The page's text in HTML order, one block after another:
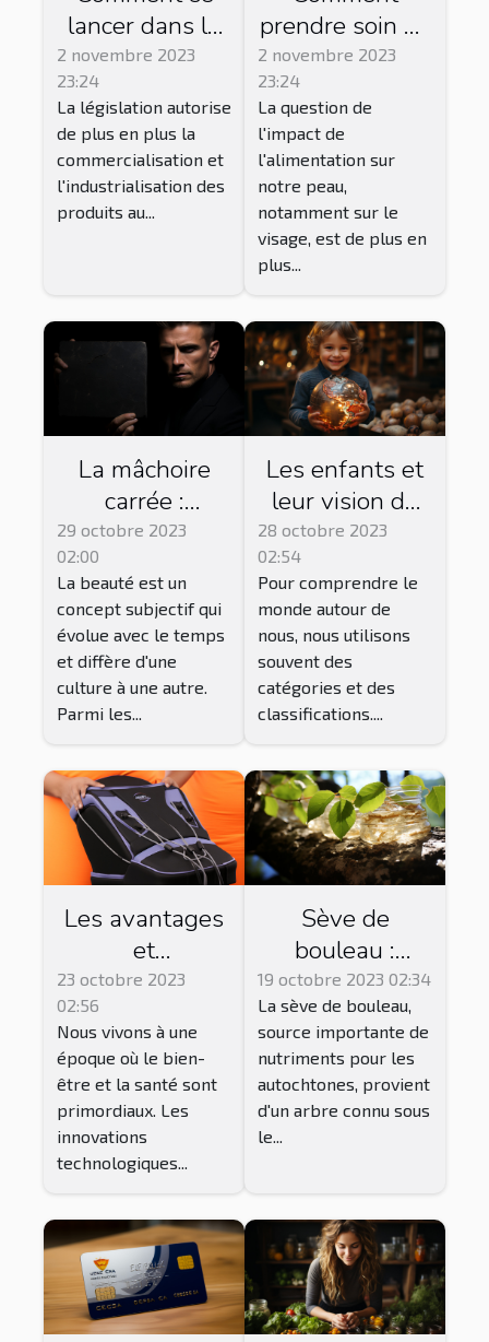
lancer dans la
vente de CBD ?
2 novembre 2023
23:24
La législation autorise
de plus en plus la
commercialisation et
l'industrialisation des
produits au...
prendre soin de
sa peau par
l'alimentation ?
2 novembre 2023
23:24
La question de
l'impact de
l'alimentation sur
notre peau,
notamment sur le
visage, est de plus en
plus...
La mâchoire
carrée :
symbole de
beauté ou de
masculinité ?
29 octobre 2023
02:00
La beauté est un
concept subjectif qui
évolue avec le temps
et diffère d'une
culture à une autre.
Parmi les...
Les enfants et
leur vision du
monde : une
perspective non
catégorisée
28 octobre 2023
02:54
Pour comprendre le
monde autour de
nous, nous utilisons
souvent des
catégories et des
classifications....
Les avantages
et
inconvénients
des bottes de
pressothérapie
23 octobre 2023
02:56
Nous vivons à une
époque où le bien-
être et la santé sont
primordiaux. Les
innovations
technologiques...
Sève de
bouleau :
Bienfaits,
précautions et
effets
secondaires
19 octobre 2023 02:34
La sève de bouleau,
source importante de
nutriments pour les
autochtones, provient
d'un arbre connu sous
le...